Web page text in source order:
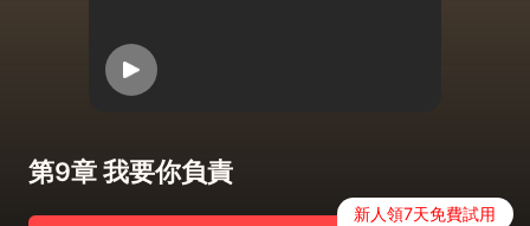
第9章 我要你負責
新人領7天免費試用